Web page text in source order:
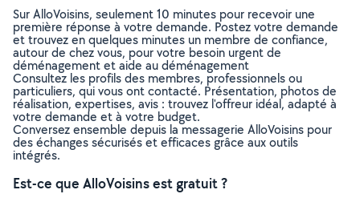
Sur AlloVoisins, seulement 10 minutes pour recevoir une
première réponse à votre demande. Postez votre demande
et trouvez en quelques minutes un membre de confiance,
autour de chez vous, pour votre besoin urgent de
déménagement et aide au déménagement
Consultez les profils des membres, professionnels ou
particuliers, qui vous ont contacté. Présentation, photos de
réalisation, expertises, avis : trouvez l'offreur idéal, adapté à
votre demande et à votre budget.
Conversez ensemble depuis la messagerie AlloVoisins pour
des échanges sécurisés et efficaces grâce aux outils
intégrés.
Est-ce que AlloVoisins est gratuit ?